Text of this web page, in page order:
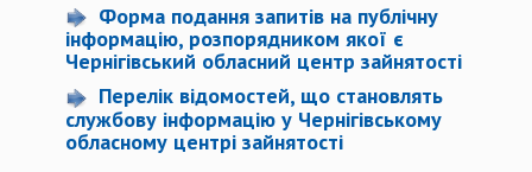
Форма подання запитів на публічну
інформацію, розпорядником якої є
Чернігівський обласний центр зайнятості
Перелік відомостей, що становлять
службову інформацію у Чернігівському
обласному центрі зайнятості